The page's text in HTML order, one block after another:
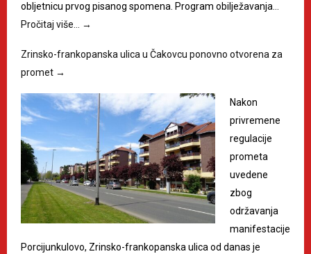
obljetnicu prvog pisanog spomena. Program obilježavanja…
Pročitaj više…
→
Zrinsko-frankopanska ulica u Čakovcu ponovno otvorena za
promet →
Nakon
privremene
regulacije
prometa
uvedene
zbog
održavanja
manifestacije
Porcijunkulovo, Zrinsko-frankopanska ulica od danas je